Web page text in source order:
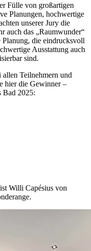
Fülle von großartigen
Planungen, hochwertige
unserer Jury die
auch das „Raumwunder“
Planung, die eindrucksvoll
Ausstattung auch
sind.
Teilnehmern und
hier die Gewinner –
Bad 2025:
Willi Capésius von